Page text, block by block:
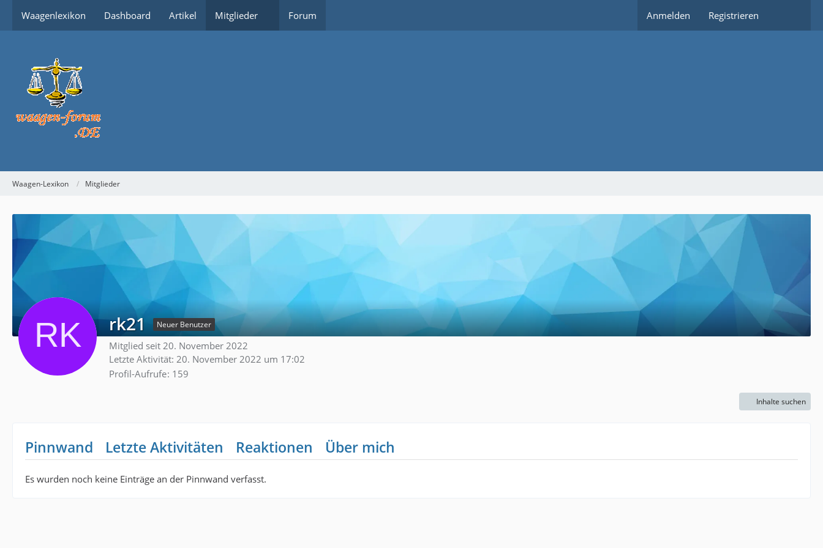
Waagenlexikon Dashboard Artikel Mitglieder Forum Anmelden Registrieren
Waagen-Lexikon Mitglieder
rk21 Neuer Benutzer
Mitglied seit 20. November 2022
Letzte Aktivität: 20. November 2022 um 17:02
Profil-Aufrufe 159
Inhalte suchen
Pinnwand Letzte Aktivitäten Reaktionen Über mich
Es wurden noch keine Einträge an der Pinnwand verfasst.